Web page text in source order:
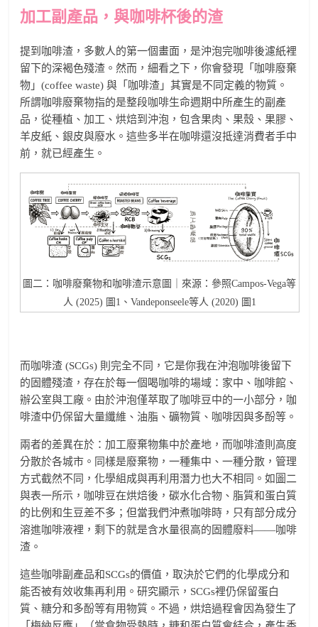
加工副產品，與咖啡杯後的渣
提到咖啡渣，多數人的第一個畫面，是沖泡完咖啡後濾紙裡
留下的深褐色殘渣。然而，細看之下，你會發現「咖啡廢棄
物」(coffee waste) 與「咖啡渣」其實是不同定義的物質。
所謂咖啡廢棄物指的是整段咖啡生命週期中所產生的副產
品，從種植、加工、烘焙到沖泡，包含果肉、果殼、果膠、
羊皮紙、銀皮與廢水。這些多半在咖啡還沒抵達消費者手中
前，就已經產生。
圖二：咖啡廢棄物和咖啡渣示意圖｜來源：參照Campos-Vega等
人 (2025) 圖1、Vandeponseele等人 (2020) 圖1
而咖啡渣 (SCGs) 則完全不同，它是你我在沖泡咖啡後留下
的固體殘渣，存在於每一個喝咖啡的場域：家中、咖啡館、
辦公室與工廠。由於沖泡僅萃取了咖啡豆中的一小部分，咖
啡渣中仍保留大量纖維、油脂、礦物質、咖啡因與多酚等。
兩者的差異在於：加工廢棄物集中於產地，而咖啡渣則高度
分散於各城市。同樣是廢棄物，一種集中、一種分散，管理
方式截然不同，化學組成與再利用潛力也大不相同。如圖二
與表一所示，咖啡豆在烘焙後，碳水化合物、脂質和蛋白質
的比例和生豆差不多；但當我們沖煮咖啡時，只有部分成分
溶進咖啡液裡，剩下的就是含水量很高的固體廢料——咖啡
渣。
這些咖啡副產品和SCGs的價值，取決於它們的化學成分和
能否被有效收集再利用。研究顯示，SCGs裡仍保留蛋白
質、糖分和多酚等有用物質。不過，烘焙過程會因為發生了